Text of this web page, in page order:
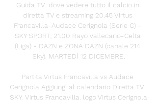
Guida TV: dove vedere tutto il calcio in
diretta TV e streaming 20.45 Virtus
Francavilla-Audace Cerignola (Serie C) -
SKY SPORT; 21.00 Rayo Vallecano-Celta
(Liga) - DAZN e ZONA DAZN (canale 214
Sky). MARTEDÌ 12 DICEMBRE.
Partita Virtus Francavilla vs Audace
Cerignola Aggiungi al calendario Diretta TV:
SKY. Virtus Francavilla. logo Virtus Cerignola